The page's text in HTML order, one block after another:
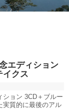
エディション
イクス
ション 3CD＋ブルー
実質的に最後のアル